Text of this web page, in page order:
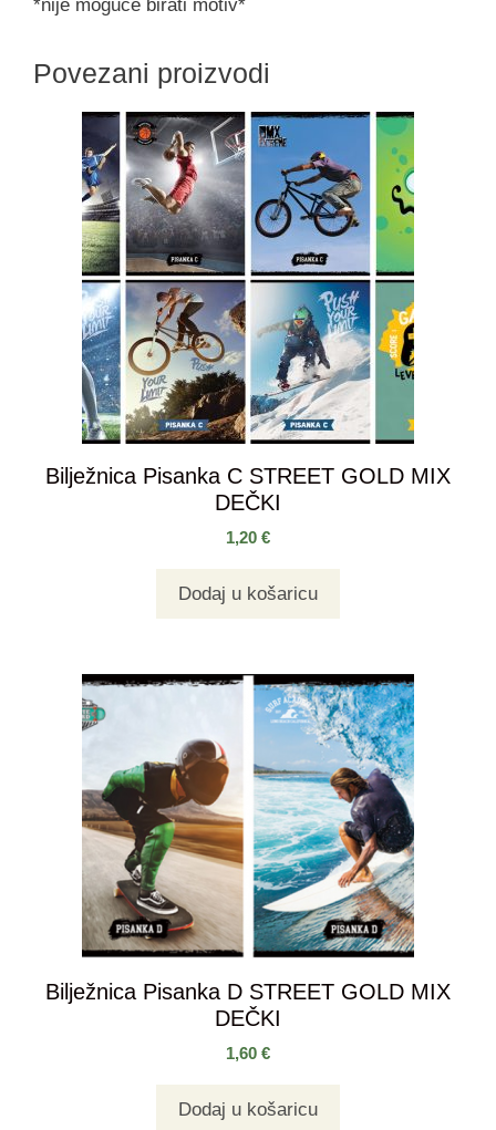
*nije moguće birati motiv*
Povezani proizvodi
Bilježnica Pisanka C STREET GOLD MIX
DEČKI
1,20 €
Dodaj u košaricu
Bilježnica Pisanka D STREET GOLD MIX
DEČKI
1,60 €
Dodaj u košaricu